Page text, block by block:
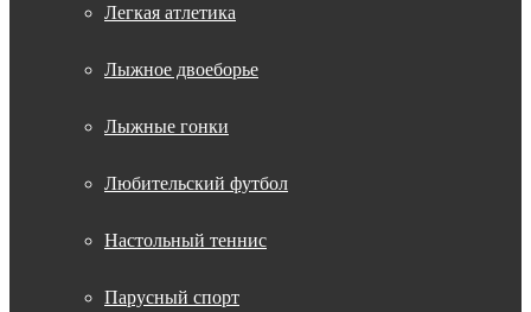
Легкая атлетика
Лыжное двоеборье
Лыжные гонки
Любительский футбол
Настольный теннис
Парусный спорт